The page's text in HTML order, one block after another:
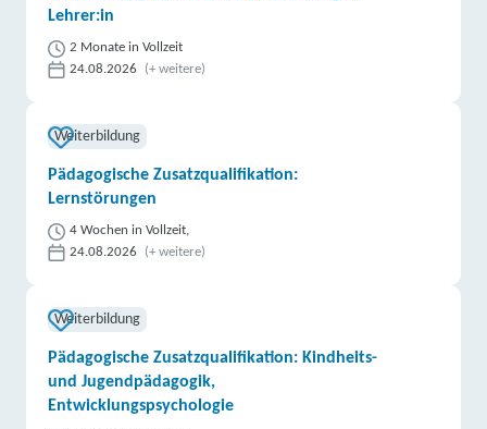
Lehrer:in
2 Monate in Vollzeit
24.08.2026
(+ weitere)
Weiterbildung
Pädagogische Zusatzqualifikation:
Lernstörungen
4 Wochen in Vollzeit,
24.08.2026
(+ weitere)
Weiterbildung
Pädagogische Zusatzqualifikation: Kindheits-
und Jugendpädagogik,
Entwicklungspsychologie